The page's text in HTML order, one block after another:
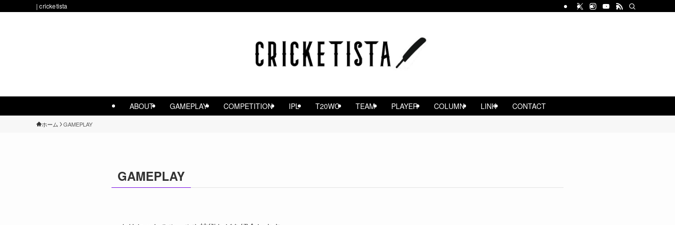
| cricketista
ABOUT GAMEPLAY COMPETITION IPL T20WC TEAM PLAYER COLUMN LINK CONTACT
ホーム GAMEPLAY
GAMEPLAY